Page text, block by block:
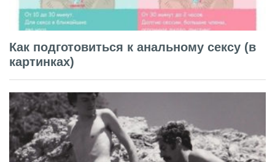
Как подготовиться к анальному сексу (в
картинках)